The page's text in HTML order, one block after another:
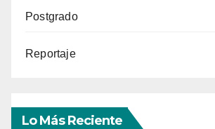
Postgrado
Reportaje
Lo Más Reciente